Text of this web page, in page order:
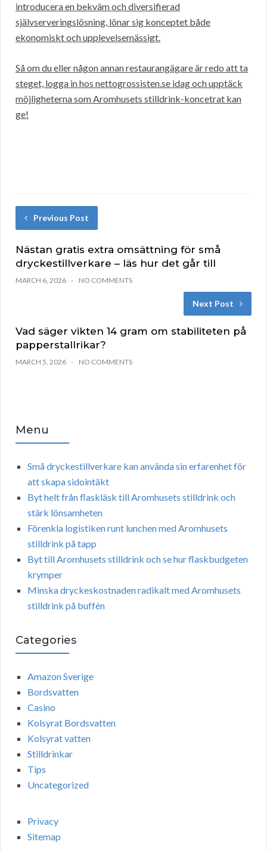
introducera en bekväm och diversifierad
självserveringslösning, lönar sig konceptet både
ekonomiskt och upplevelsemässigt.
Så om du eller någon annan restaurangägare är redo att ta
steget, logga in hos nettogrossisten.se idag och upptäck
möjligheterna som Aromhusets stilldrink-koncetrat kan
ge!
Previous Post
Nästan gratis extra omsättning för små
dryckestillverkare – läs hur det går till
MARCH 6, 2026 NO COMMENTS
Next Post
Vad säger vikten 14 gram om stabiliteten på
papperstallrikar?
MARCH 5, 2026 NO COMMENTS
Menu
Små dryckestillverkare kan använda sin erfarenhet för
att skapa sidointäkt
Byt helt från flaskläsk till Aromhusets stilldrink och
stärk lönsamheten
Förenkla logistiken runt lunchen med Aromhusets
stilldrink på tapp
Byt till Aromhusets stilldrink och se hur flaskbudgeten
krymper
Minska dryckeskostnaden radikalt med Aromhusets
stilldrink på buffén
Categories
Amazon Sverige
Bordsvatten
Casino
Kolsyrat Bordsvatten
Kolsyrat vatten
Stilldrinkar
Tips
Uncategorized
Privacy
Sitemap